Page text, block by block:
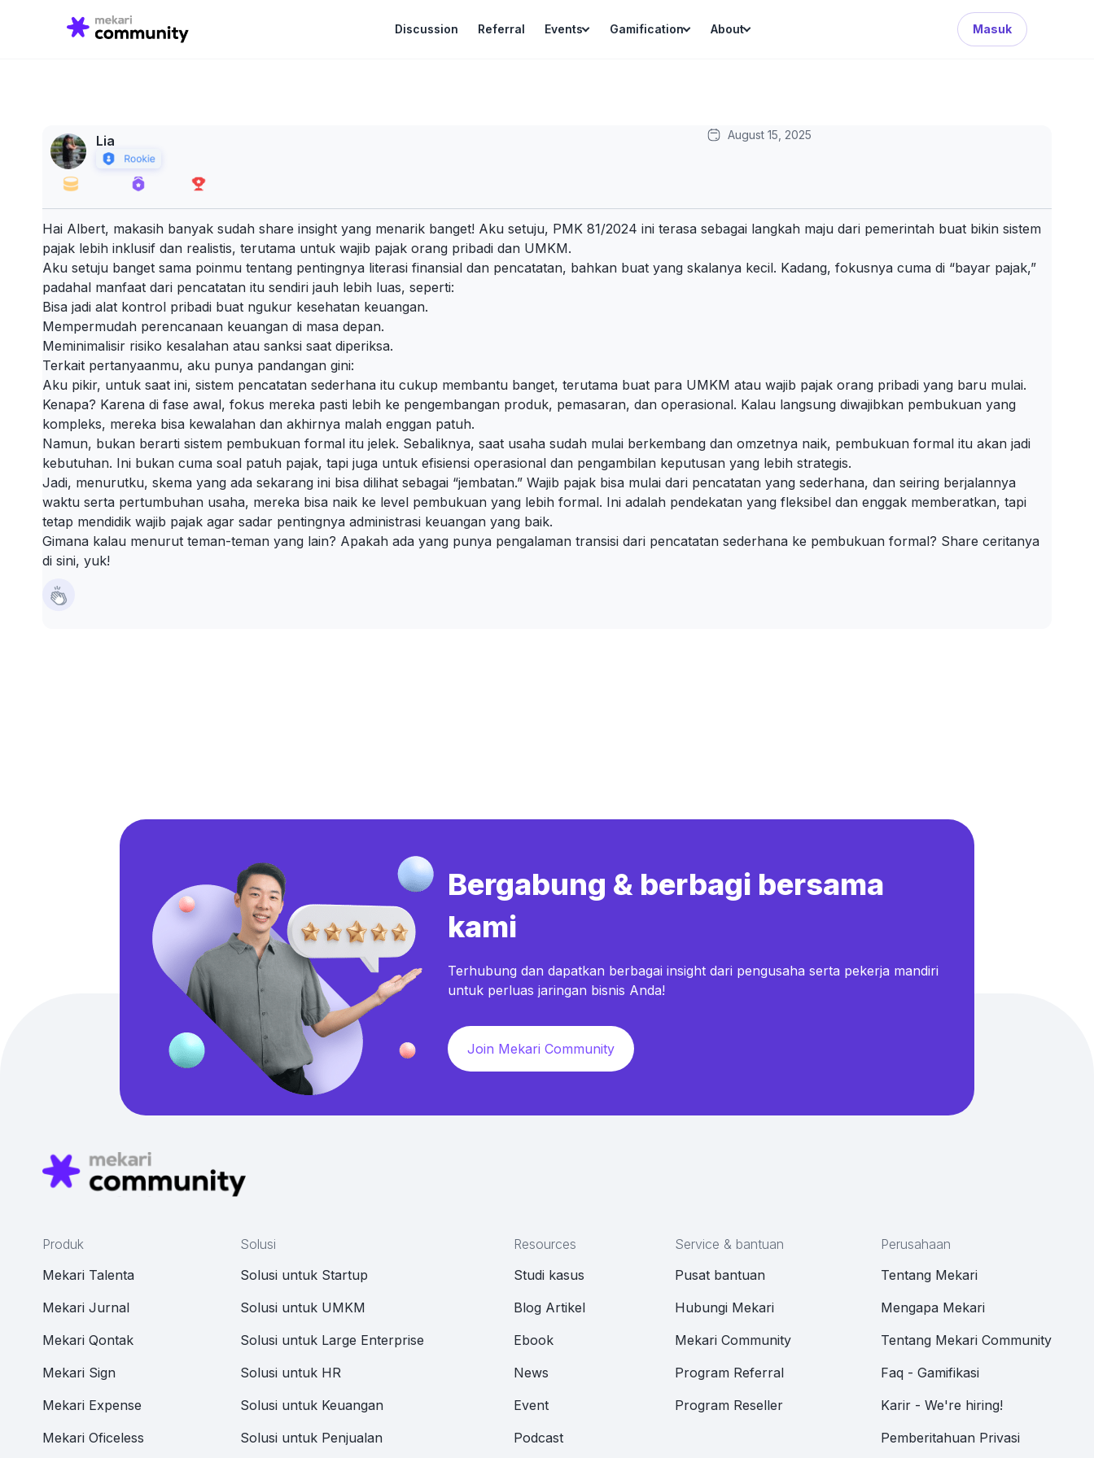
Discussion Referral Events Gamification About Masuk
for:
Search Button
Lia August 15, 2025
Hai Albert, makasih banyak sudah share insight yang menarik banget! Aku setuju, PMK 81/2024 ini terasa sebagai langkah maju dari pemerintah buat bikin sistem
pajak lebih inklusif dan realistis, terutama untuk wajib pajak orang pribadi dan UMKM.
Aku setuju banget sama poinmu tentang pentingnya literasi finansial dan pencatatan, bahkan buat yang skalanya kecil. Kadang, fokusnya cuma di “bayar pajak,”
padahal manfaat dari pencatatan itu sendiri jauh lebih luas, seperti:
Bisa jadi alat kontrol pribadi buat ngukur kesehatan keuangan.
Mempermudah perencanaan keuangan di masa depan.
Meminimalisir risiko kesalahan atau sanksi saat diperiksa.
Terkait pertanyaanmu, aku punya pandangan gini:
Aku pikir, untuk saat ini, sistem pencatatan sederhana itu cukup membantu banget, terutama buat para UMKM atau wajib pajak orang pribadi yang baru mulai.
Kenapa? Karena di fase awal, fokus mereka pasti lebih ke pengembangan produk, pemasaran, dan operasional. Kalau langsung diwajibkan pembukuan yang
kompleks, mereka bisa kewalahan dan akhirnya malah enggan patuh.
Namun, bukan berarti sistem pembukuan formal itu jelek. Sebaliknya, saat usaha sudah mulai berkembang dan omzetnya naik, pembukuan formal itu akan jadi
kebutuhan. Ini bukan cuma soal patuh pajak, tapi juga untuk efisiensi operasional dan pengambilan keputusan yang lebih strategis.
Jadi, menurutku, skema yang ada sekarang ini bisa dilihat sebagai “jembatan.” Wajib pajak bisa mulai dari pencatatan yang sederhana, dan seiring berjalannya
waktu serta pertumbuhan usaha, mereka bisa naik ke level pembukuan yang lebih formal. Ini adalah pendekatan yang fleksibel dan enggak memberatkan, tapi
tetap mendidik wajib pajak agar sadar pentingnya administrasi keuangan yang baik.
Gimana kalau menurut teman-teman yang lain? Apakah ada yang punya pengalaman transisi dari pencatatan sederhana ke pembukuan formal? Share ceritanya
di sini, yuk!
Bergabung & berbagi bersama
kami
Terhubung dan dapatkan berbagai insight dari pengusaha serta pekerja mandiri
untuk perluas jaringan bisnis Anda!
Join Mekari Community
Produk
Mekari Talenta
Mekari Jurnal
Mekari Qontak
Mekari Sign
Mekari Expense
Mekari Oficeless
Solusi
Solusi untuk Startup
Solusi untuk UMKM
Solusi untuk Large Enterprise
Solusi untuk HR
Solusi untuk Keuangan
Solusi untuk Penjualan
Resources
Studi kasus
Blog Artikel
Ebook
News
Event
Podcast
Service & bantuan
Pusat bantuan
Hubungi Mekari
Mekari Community
Program Referral
Program Reseller
Perusahaan
Tentang Mekari
Mengapa Mekari
Tentang Mekari Community
Faq - Gamifikasi
Karir - We're hiring!
Pemberitahuan Privasi